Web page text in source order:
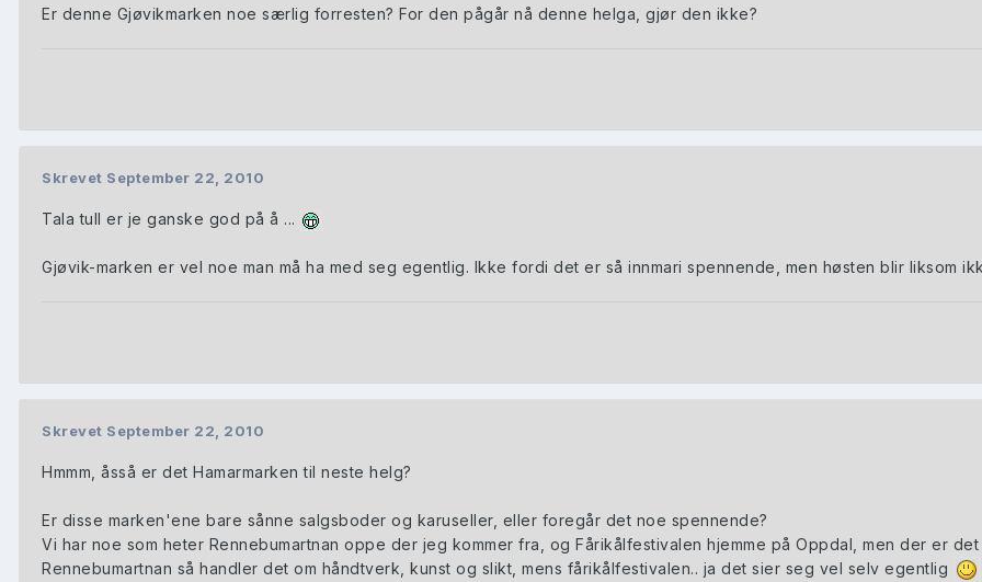
Er denne Gjøvikmarken noe særlig forresten? For den pågår nå denne helga, gjør den ikke?
Skrevet September 22, 2010
Tala tull er je ganske god på å ...
Gjøvik-marken er vel noe man må ha med seg egentlig. Ikke fordi det er så innmari spennende, men høsten blir liksom
Skrevet September 22, 2010
Hmmm, åsså er det Hamarmarken til neste helg?
Er disse marken'ene bare sånne salgsboder og karuseller, eller foregår det noe spennende?
Vi har noe som heter Rennebumartnan oppe der jeg kommer fra, og Fårikålfestivalen hjemme på Oppdal, men der er
Rennebumartnan så handler det om håndtverk, kunst og slikt, mens fårikålfestivalen.. ja det sier seg vel selv egentlig